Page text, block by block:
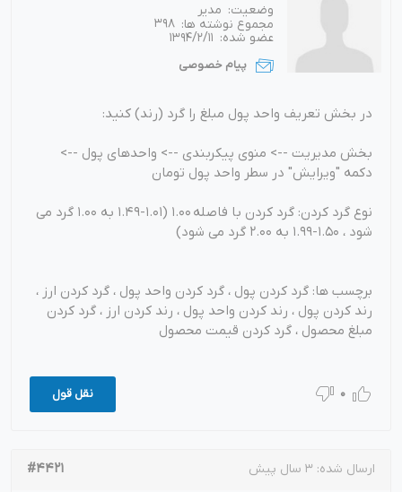
وضعیت: مدیر
مجموع نوشته ها: 398
عضو شده: 1394/2/11
پیام خصوصی
در بخش تعریف واحد پول مبلغ را گرد (رند) کنید:
بخش مدیریت --> منوی پیکربندی --> واحدهای پول -->
دکمه "ویرایش" در سطر واحد پول تومان
نوع گرد کردن: گرد کردن با فاصله 1.00 (1.01-1.49 به 1.00 گرد می
شود ، 1.50-1.99 به 2.00 گرد می شود)
برچسب ها: گرد کردن پول ، گرد کردن واحد پول ، گرد کردن ارز ،
رند کردن پول ، رند کردن واحد پول ، رند کردن ارز ، گرد کردن
مبلغ محصول ، گرد کردن قیمت محصول
نقل قول 0
ارسال شده: 3 سال پیش #4421